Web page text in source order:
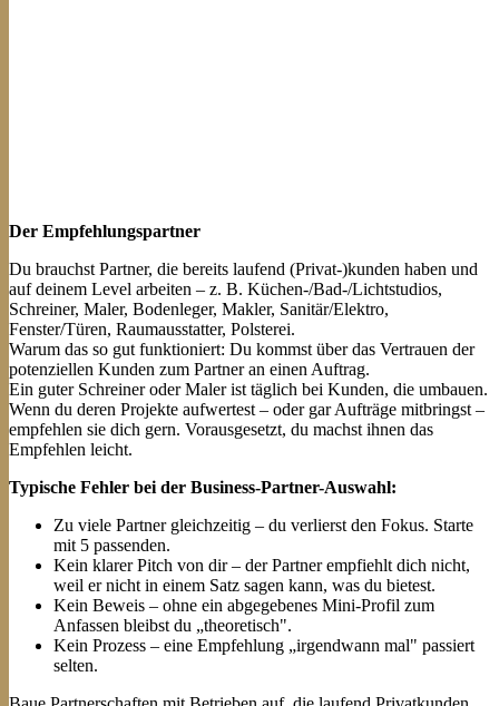
Der Empfehlungspartner
Du brauchst Partner, die bereits laufend (Privat-)kunden haben und
auf deinem Level arbeiten – z. B. Küchen-/Bad-/Lichtstudios,
Schreiner, Maler, Bodenleger, Makler, Sanitär/Elektro,
Fenster/Türen, Raumausstatter, Polsterei.
Warum das so gut funktioniert: Du kommst über das Vertrauen der
potenziellen Kunden zum Partner an einen Auftrag.
Ein guter Schreiner oder Maler ist täglich bei Kunden, die umbauen.
Wenn du deren Projekte aufwertest – oder gar Aufträge mitbringst –
empfehlen sie dich gern. Vorausgesetzt, du machst ihnen das
Empfehlen leicht.
Typische Fehler bei der Business-Partner-Auswahl:
Zu viele Partner gleichzeitig – du verlierst den Fokus. Starte
mit 5 passenden.
Kein klarer Pitch von dir – der Partner empfiehlt dich nicht,
weil er nicht in einem Satz sagen kann, was du bietest.
Kein Beweis – ohne ein abgegebenes Mini-Profil zum
Anfassen bleibst du „theoretisch".
Kein Prozess – eine Empfehlung „irgendwann mal" passiert
selten.